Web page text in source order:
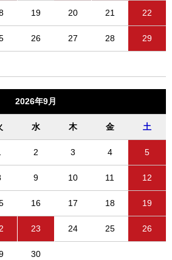
19 20 21 22
26 27 28 29
2026年9月
水 木 金 土
2 3 4 5
9 10 11 12
16 17 18 19
23 24 25 26
30